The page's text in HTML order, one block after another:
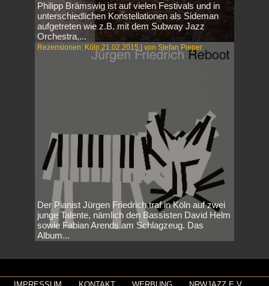
Philipp Brämswig ist auf vielen Festivals und in
unterschiedlichen Konstellationen als Sideman
aufgetreten wie z.B. mit dem Subway Jazz
Orchestra,...
Rezensionen: Köln 21.02.2015 | von Stefan Pieper
Der Pianist Jürgen Friedrich traf in Köln auf zwei
junge Talente, nämlich den Bassisten David Helm
sowie Fabian Arends am Schlagzeug. Das
Album...